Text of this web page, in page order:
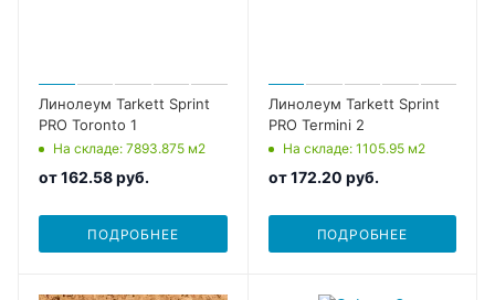
Линолеум Tarkett Sprint
PRO Toronto 1
На складе: 7893.875 м2
от162.58 руб.
ПОДРОБНЕЕ
Линолеум Tarkett Sprint
PRO Termini 2
На складе: 1105.95 м2
от172.20 руб.
ПОДРОБНЕЕ